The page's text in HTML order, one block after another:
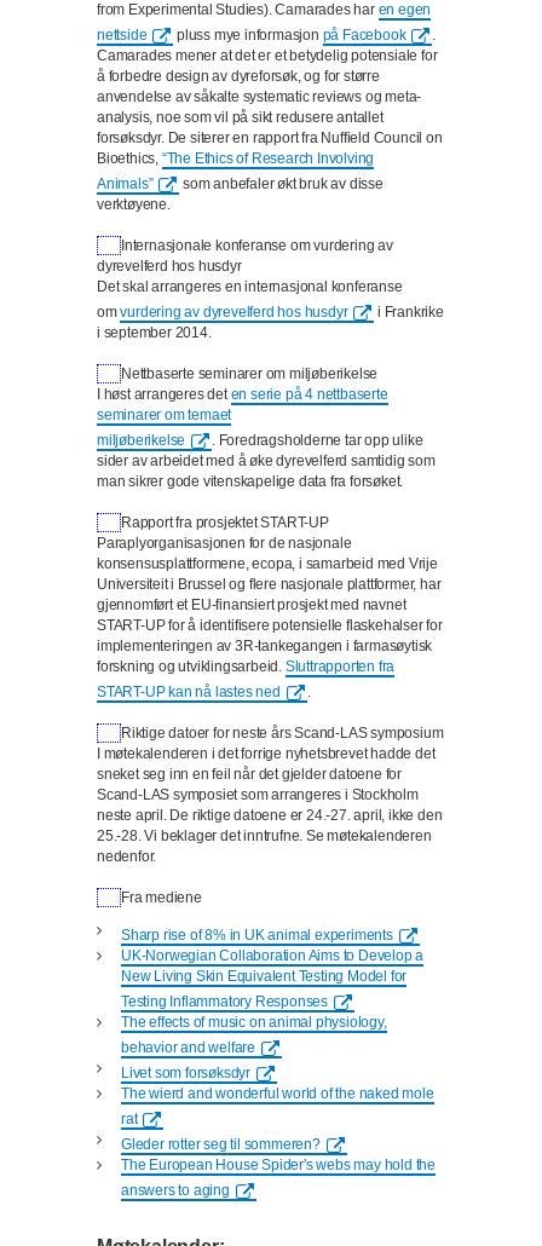
from Experimental Studies). Camarades har en egen
nettside
pluss mye informasjon på Facebook
.
Camarades mener at det er et betydelig potensiale for
å forbedre design av dyreforsøk, og for større
anvendelse av såkalte systematic reviews og meta-
analysis, noe som vil på sikt redusere antallet
forsøksdyr. De siterer en rapport fra Nuffield Council on
Bioethics, “The Ethics of Research Involving
Animals”
som anbefaler økt bruk av disse
verktøyene.
Internasjonale konferanse om vurdering av
dyrevelferd hos husdyr
Det skal arrangeres en internasjonal konferanse
omvurdering av dyrevelferd hos husdyr
i Frankrike
i september 2014.
Nettbaserte seminarer om miljøberikelse
I høst arrangeres deten serie på 4 nettbaserte
seminarer om temaet
miljøberikelse
.Foredragsholderne tar opp ulike
sider av arbeidet med å øke dyrevelferd samtidig som
man sikrer gode vitenskapelige data fra forsøket.
Rapport fra prosjektet START-UP
Paraplyorganisasjonen for de nasjonale
konsensusplattformene, ecopa, i samarbeid med Vrije
Universiteit i Brussel og flere nasjonale plattformer, har
gjennomført et EU-finansiert prosjekt med navnet
START-UP for å identifisere potensielle flaskehalser for
implementeringen av 3R-tankegangen i farmasøytisk
forskning og utviklingsarbeid. Sluttrapporten fra
START-UP kan nå lastes ned
.
Riktige datoer for neste års Scand-LAS symposium
I møtekalenderen i det forrige nyhetsbrevet hadde det
sneket seg inn en feil når det gjelder datoene for
Scand-LAS symposiet som arrangeres i Stockholm
neste april. De riktige datoene er 24.-27. april, ikke den
25.-28. Vi beklager det inntrufne. Se møtekalenderen
nedenfor.
Fra mediene
Sharp rise of 8% in UK animal experiments
UK-Norwegian Collaboration Aims to Develop a
New Living Skin Equivalent Testing Model for
Testing Inflammatory Responses
The effects of music on animal physiology,
behavior and welfare
Livet som forsøksdyr
The wierd and wonderful world of the naked mole
rat
Gleder rotter seg til sommeren?
The European House Spider's webs may hold the
answers to aging